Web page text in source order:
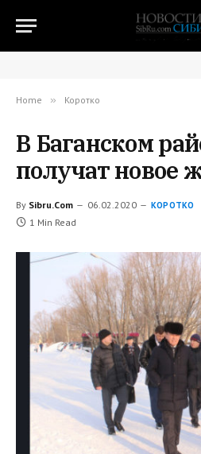
Home » Коротко
В Баганском
получат новое
By Sibru.Com 06.02.2020 КОРОТКО
1 Min Read